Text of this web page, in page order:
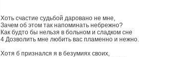
Хоть счастие судьбой даровано не мне,
Зачем об этом так напоминать небрежно?
Как будто бы нельзя в больном и сладком сне
4 Дозволить мне любить вас пламенно и нежно.
Хотя б признался я в безумиях своих,